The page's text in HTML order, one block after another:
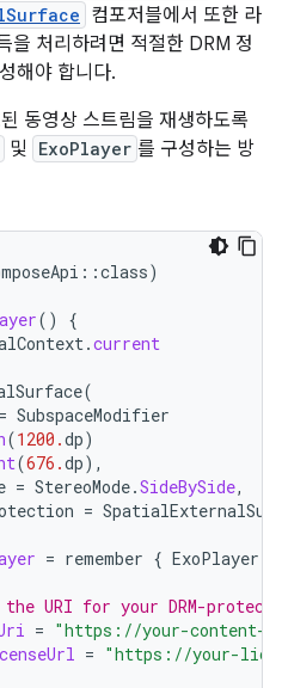
컴포저블에서 또한 라
을 처리하려면 적절한 DRM 정
해야 합니다.
동영상 스트림을 재생하도록
및 ExoPlayer 를 구성하는 방
::class)
()
{
.current
(
= SubspaceModifier
(1200.dp)
(676.dp),
= StereoMode.SideBySide,
=
= remember { ExoPlayer
URI for your DRM-
= "https://your-content-
= "https://your-